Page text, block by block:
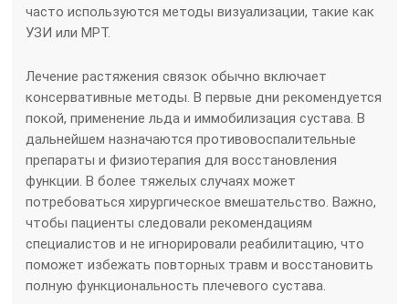
часто используются методы визуализации, такие как
УЗИ или МРТ.
Лечение растяжения связок обычно включает
консервативные методы. В первые дни рекомендуется
покой, применение льда и иммобилизация сустава. В
дальнейшем назначаются противовоспалительные
препараты и физиотерапия для восстановления
функции. В более тяжелых случаях может
потребоваться хирургическое вмешательство. Важно,
чтобы пациенты следовали рекомендациям
специалистов и не игнорировали реабилитацию, что
поможет избежать повторных травм и восстановить
полную функциональность плечевого сустава.